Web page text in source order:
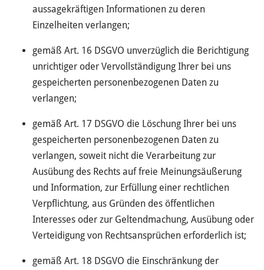
aussagekräftigen Informationen zu deren
Einzelheiten verlangen;
gemäß Art. 16 DSGVO unverzüglich die Berichtigung
unrichtiger oder Vervollständigung Ihrer bei uns
gespeicherten personenbezogenen Daten zu
verlangen;
gemäß Art. 17 DSGVO die Löschung Ihrer bei uns
gespeicherten personenbezogenen Daten zu
verlangen, soweit nicht die Verarbeitung zur
Ausübung des Rechts auf freie Meinungsäußerung
und Information, zur Erfüllung einer rechtlichen
Verpflichtung, aus Gründen des öffentlichen
Interesses oder zur Geltendmachung, Ausübung oder
Verteidigung von Rechtsansprüchen erforderlich ist;
gemäß Art. 18 DSGVO die Einschränkung der